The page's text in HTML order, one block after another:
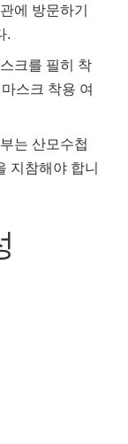
에 방문하기
.
크를 필히 착
스크 착용 여
는 산모수첩
지참해야 합니